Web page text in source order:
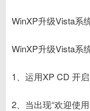
WinXP升级Vista系
WinXP升级Vista系
1、运用XP CD 开启
2、当出现“欢迎使